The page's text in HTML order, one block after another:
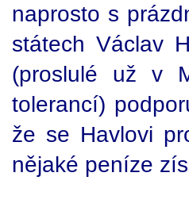
naprosto s
státech Václav
(proslulé už v
tolerancí)
že se Havlovi
nějaké peníze